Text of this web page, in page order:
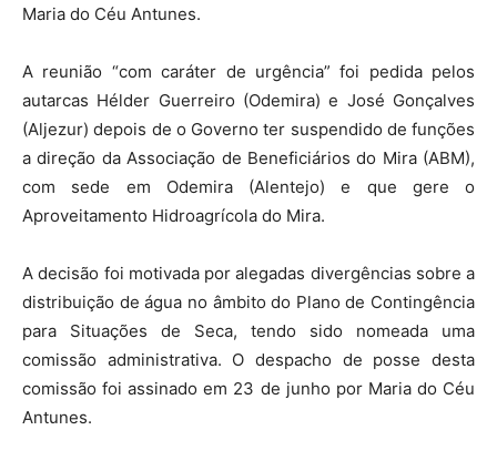
Maria do Céu Antunes.
A reunião “com caráter de urgência” foi pedida pelos
autarcas Hélder Guerreiro (Odemira) e José Gonçalves
(Aljezur) depois de o Governo ter suspendido de funções
a direção da Associação de Beneficiários do Mira (ABM),
com sede em Odemira (Alentejo) e que gere o
Aproveitamento Hidroagrícola do Mira.
A decisão foi motivada por alegadas divergências sobre a
distribuição de água no âmbito do Plano de Contingência
para Situações de Seca, tendo sido nomeada uma
comissão administrativa. O despacho de posse desta
comissão foi assinado em 23 de junho por Maria do Céu
Antunes.